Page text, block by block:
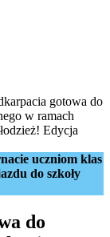
gotowa do
w ramach
Edycja
uczniom klas
do szkoły
do